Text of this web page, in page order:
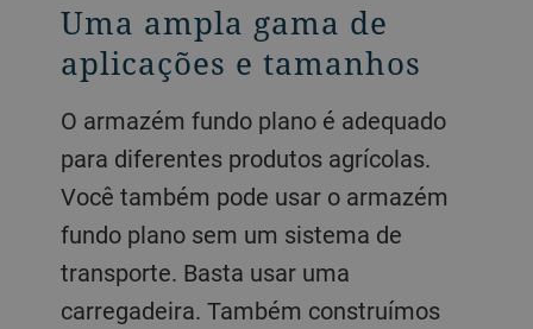
Uma ampla gama de
aplicações e tamanhos
O armazém fundo plano é adequado
para diferentes produtos agrícolas.
Você também pode usar o armazém
fundo plano sem um sistema de
transporte. Basta usar uma
carregadeira. Também construímos